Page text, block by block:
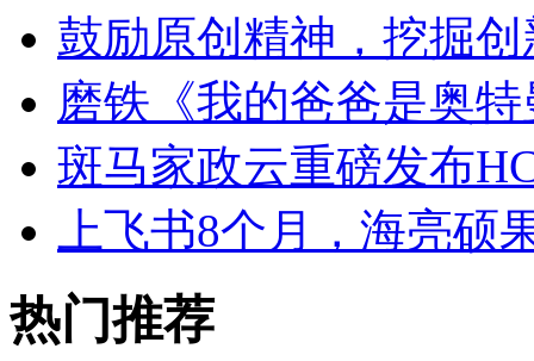
鼓励原创精神，挖掘
磨铁《我的爸爸是奥
斑马家政云重磅发布
上飞书8个月，海亮硕
热门推荐